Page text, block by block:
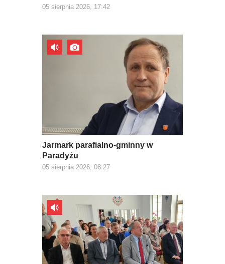
05 sierpnia 2026, 17:42
Jarmark parafialno-gminny w
Paradyżu
05 sierpnia 2026, 08:27